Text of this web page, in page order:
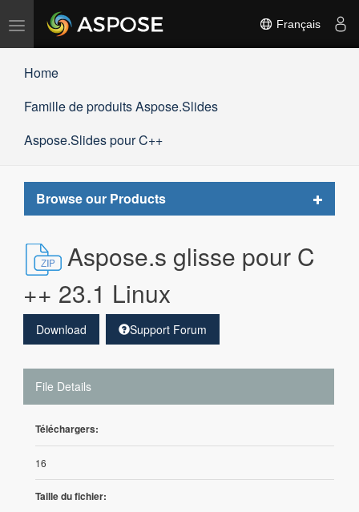
Basculer
Français
Home
Famille de produits Aspose.Slides
Aspose.Slides pour C++
Browse our Products
Toggle
Aspose.s glisse pour C
++ 23.1 Linux
Download Support Forum
File Details
Téléchargers:
16
Taille du fichier: